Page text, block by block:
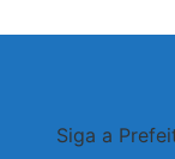
Siga a